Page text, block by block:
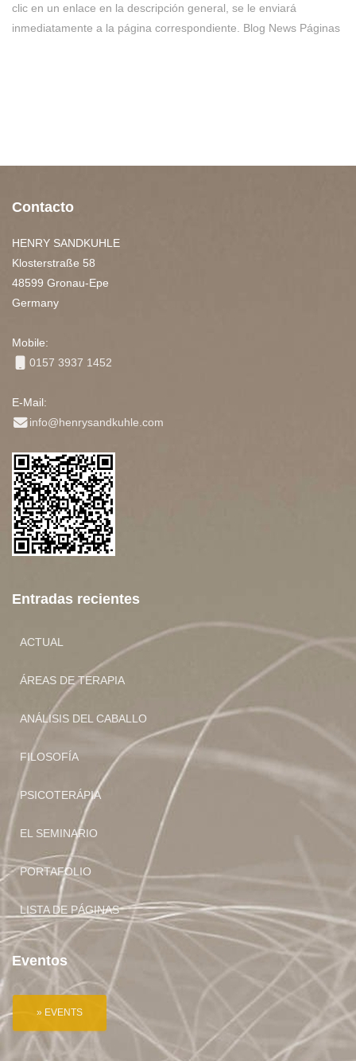
clic en un enlace en la descripción general, se le enviará
inmediatamente a la página correspondiente. Blog News Páginas
Contacto
HENRY SANDKUHLE
Klosterstraße 58
48599 Gronau-Epe
Germany
Mobile:
0157 3937 1452
E-Mail:
info@henrysandkuhle.com
Entradas recientes
ACTUAL
ÁREAS DE TERAPIA
ANÁLISIS DEL CABALLO
FILOSOFÍA
PSICOTERÁPIA
EL SEMINARIO
PORTAFOLIO
LISTA DE PÁGINAS
Eventos